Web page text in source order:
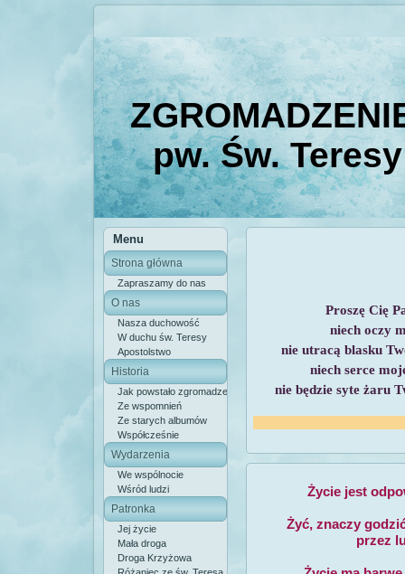
pw. Św.
Menu
Strona główna
Zapraszamy do nas
O nas
Nasza duchowość
W duchu św. Teresy
Apostolstwo
Historia
Jak powstało zgromadzenie
Ze wspomnień
Ze starych albumów
Współcześnie
Wydarzenia
We wspólnocie
Wśród ludzi
Patronka
Jej życie
Mała droga
Droga Krzyżowa
Proszę Cię
niech oczy
nie utracą blasku
niech serce
nie będzie syte żaru
Życie jest
Żyć, znaczy
przez